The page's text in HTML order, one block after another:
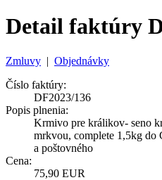
Detail faktúry
Zmluvy | Objednávky
Číslo faktúry:
DF2023/136
Popis plnenia:
Krmivo pre králikov- seno
mrkvou, complete 1,5kg do
a poštovného
Cena:
75,90 EUR